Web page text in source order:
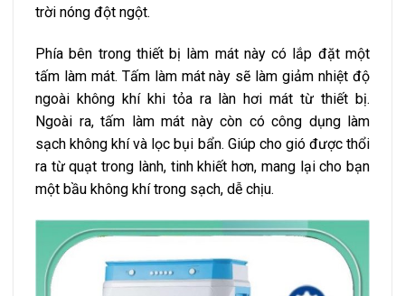
trời nóng đột ngột.
Phía bên trong thiết bị làm mát này có lắp đặt một
tấm làm mát. Tấm làm mát này sẽ làm giảm nhiệt độ
ngoài không khí khi tỏa ra làn hơi mát từ thiết bị.
Ngoài ra, tấm làm mát này còn có công dụng làm
sạch không khí và lọc bụi bẩn. Giúp cho gió được thổi
ra từ quạt trong lành, tinh khiết hơn, mang lại cho bạn
một bầu không khí trong sạch, dễ chịu.